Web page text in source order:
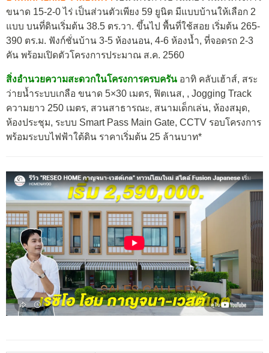
ขนาด 15-2-0 ไร่ เป็นส่วนตัวเพียง 59 ยูนิต มีแบบบ้านให้เลือก 2
แบบ บนที่ดินเริ่มต้น 38.5 ตร.วา. ขึ้นไป พื้นที่ใช้สอย เริ่มต้น 265-
390 ตร.ม. ฟังก์ชั่นบ้าน 3-5 ห้องนอน, 4-6 ห้องน้ำ, ที่จอดรถ 2-3
คัน พร้อมเปิดตัวโครงการประมาณ ส.ค. 2560
สิ่งอำนวยความสะดวกในโครงการครบครัน อาทิ คลับเฮ้าส์, สระ
ว่ายน้ำระบบเกลือ ขนาด 5×30 เมตร, ฟิตเนส, , Jogging Track
ความยาว 250 เมตร, สวนสาธารณะ, สนามเด็กเล่น, ห้องสมุด,
ห้องประชุม, ระบบ Smart Pass Main Gate, CCTV รอบโครงการ
พร้อมระบบไฟฟ้าใต้ดิน ราคาเริ่มต้น 25 ล้านบาท*